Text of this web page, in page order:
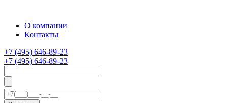
О компании
Контакты
+7 (495) 646-89-23
+7 (495) 646-89-23